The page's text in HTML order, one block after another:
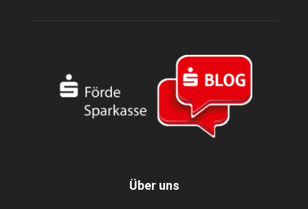
Über uns